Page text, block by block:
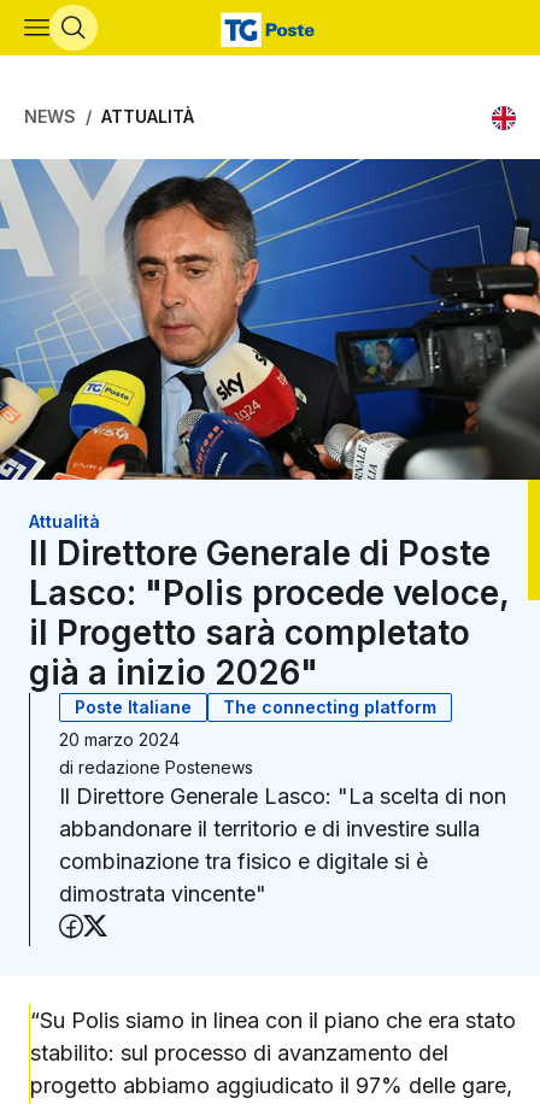
Vai al contenuto principale
NEWS ATTUALITÀ
Attualità
Il Direttore Generale di Poste
Lasco: "Polis procede veloce,
il Progetto sarà completato
già a inizio 2026"
Poste Italiane
The connecting platform
20 marzo 2024
di redazione Postenews
Il Direttore Generale Lasco: "La scelta di non
abbandonare il territorio e di investire sulla
combinazione tra fisico e digitale si è
dimostrata vincente"
Condividi su Facebook
“Su Polis siamo in linea con il piano che era stato
stabilito: sul processo di avanzamento del
progetto abbiamo aggiudicato il 97% delle gare,